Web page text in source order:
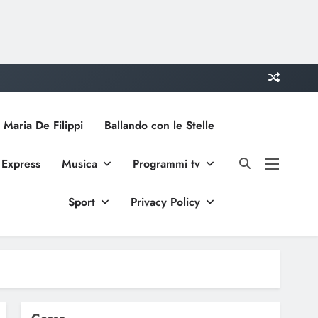
De Filippi Ballando con le Stelle
Musica Programmi tv
Sport Privacy Policy